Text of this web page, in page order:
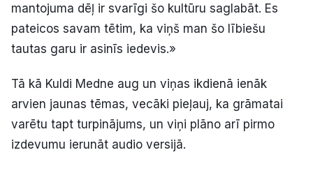
mantojuma dēļ ir svarīgi šo kultūru saglabāt. Es
pateicos savam tētim, ka viņš man šo lībiešu
tautas garu ir asinīs iedevis.»
Tā kā Kuldi Medne aug un viņas ikdienā ienāk
arvien jaunas tēmas, vecāki pieļauj, ka grāmatai
varētu tapt turpinājums, un viņi plāno arī pirmo
izdevumu ierunāt audio versijā.